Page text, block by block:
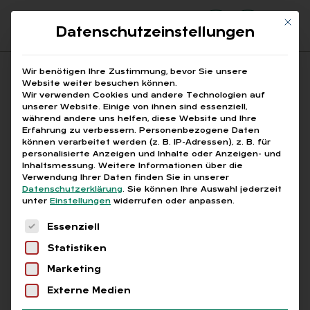
Suchfeld
Suchen
Breadcrumb-Navigation
STARTSEITE ALTERSBEGRENZUNG
Alle Bei­trä­ge mit dem
Schlag­wort „Al­ters­be­
gren­zung“
Mit
Datenschutzeinstellungen
Wir benötigen Ihre Zustimmung, bevor Sie unsere
Website weiter besuchen können.
Wir verwenden Cookies und andere Technologien auf
unserer Website. Einige von ihnen sind essenziell,
während andere uns helfen, diese Website und Ihre
Erfahrung zu verbessern. Personenbezogene Daten
können verarbeitet werden (z. B. IP-Adressen), z. B. für
personalisierte Anzeigen und Inhalte oder Anzeigen- und
Inhaltsmessung. Weitere Informationen über die
Verwendung Ihrer Daten finden Sie in unserer
Datenschutzerklärung. Sie können Ihre Auswahl jederzeit
unter Einstellungen widerrufen oder anpassen.
Es folgt eine Liste der Service-Gruppen, für
Essenziell
Statistiken
Marketing
Externe Medien